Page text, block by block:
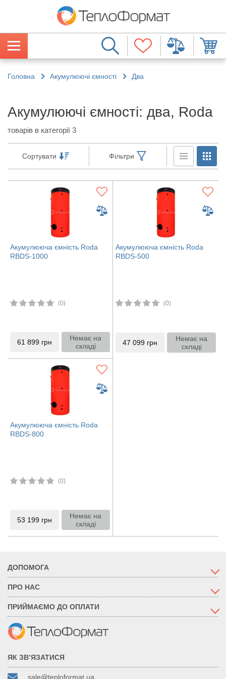
Головна Акумулюючі ємності Два
Акумулюючі ємності: два, Roda
товарів в категорії 3
Сортувати Фільтри
Акумулююча ємність Roda
RBDS-1000
(0)
61 899 грн
Немає на
складі
Акумулююча ємність Roda
RBDS-500
(0)
47 099 грн
Немає на
складі
Акумулююча ємність Roda
RBDS-800
(0)
53 199 грн
Немає на
складі
ДОПОМОГА
ПРО НАС
ПРИЙМАЄМО ДО ОПЛАТИ
ЯК ЗВ’ЯЗАТИСЯ
sale@teploformat.ua